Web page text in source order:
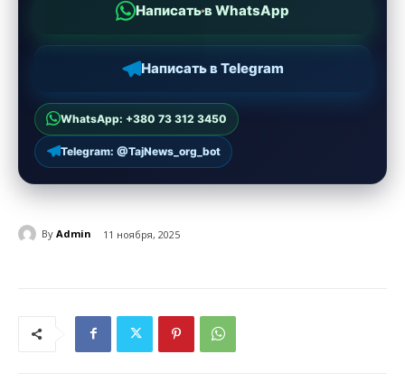
Написать в WhatsApp
Написать в Telegram
WhatsApp: +380 73 312 3450
Telegram: @TajNews_org_bot
By Admin 11 ноября, 2025